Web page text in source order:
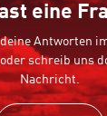
eine
Antworten
schreib uns
Nachricht.